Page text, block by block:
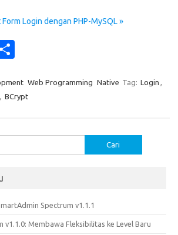
Login dengan PHP-MySQL »
E
ar
e
Web Programming Native Tag: Login ,
, BCrypt
Spectrum v1.1.1
v1.1.0: Membawa Fleksibilitas ke Level Baru